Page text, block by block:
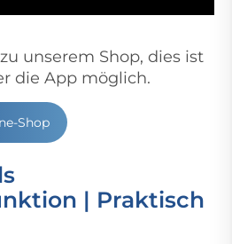
unserem Shop, dies ist
die App möglich.
Shop
| Praktisch